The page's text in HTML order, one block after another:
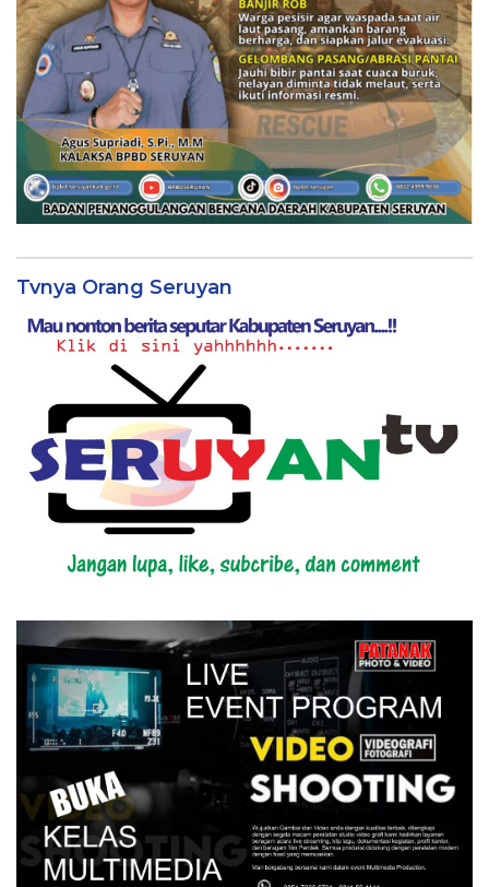
Tvnya Orang Seruyan